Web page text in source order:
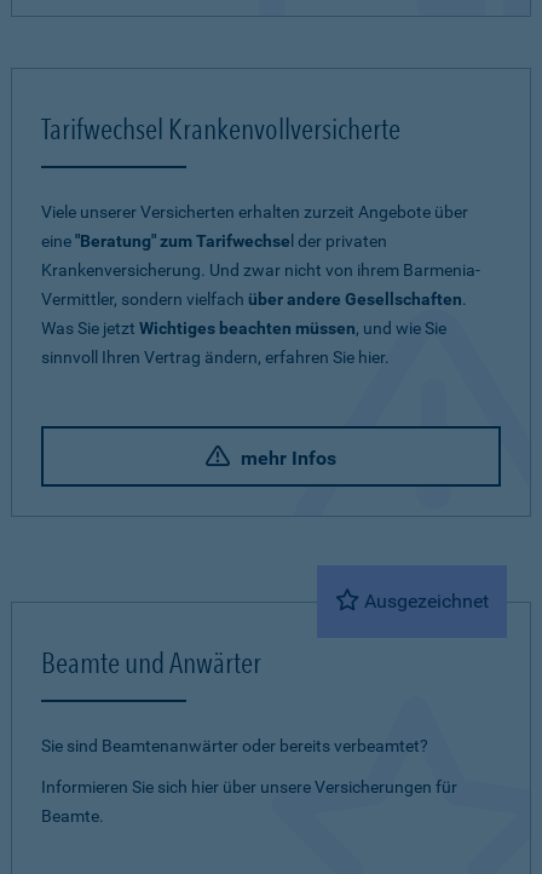
Tarifwechsel Krankenvollversicherte
Viele unserer Versicherten erhalten zurzeit Angebote über
eine"Beratung" zum Tarifwechse l der privaten
Krankenversicherung. Und zwar nicht von ihrem Barmenia-
Vermittler, sondern vielfach über andere Gesellschaften.
Was Sie jetzt Wichtiges beachten müssen, und wie Sie
sinnvoll Ihren Vertrag ändern, erfahren Sie hier.
mehr Infos
Ausgezeichnet
Beamte und Anwärter
Sie sind Beamtenanwärter oder bereits verbeamtet?
Informieren Sie sich hier über unsere Versicherungen für
Beamte.